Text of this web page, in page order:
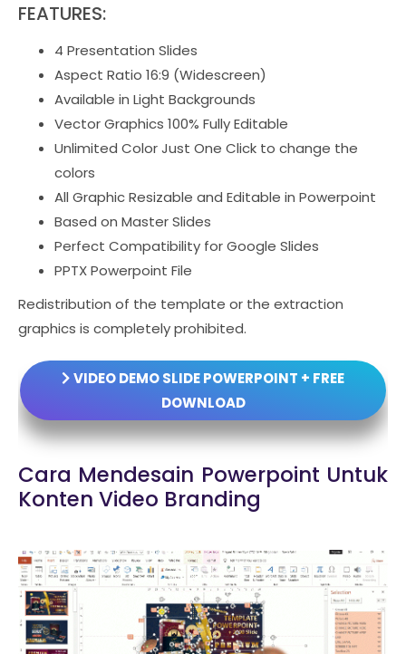
FEATURES:
4 Presentation Slides
Aspect Ratio 16:9 (Widescreen)
Available in Light Backgrounds
Vector Graphics 100% Fully Editable
Unlimited Color Just One Click to change the
colors
All Graphic Resizable and Editable in Powerpoint
Based on Master Slides
Perfect Compatibility for Google Slides
PPTX Powerpoint File
Redistribution of the template or the extraction
graphics is completely prohibited.
VIDEO DEMO SLIDE POWERPOINT + FREE
DOWNLOAD
Cara Mendesain Powerpoint Untuk
Konten Video Branding